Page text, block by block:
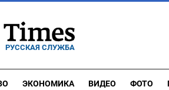
РУССКАЯ СЛУЖБА
ЭКОНОМИКА ВИДЕО ФОТО